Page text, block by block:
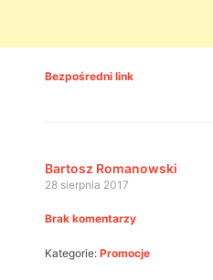
Bezpośredni link
Bartosz Romanowski
28 sierpnia 2017
Brak komentarzy
Kategorie: Promocje